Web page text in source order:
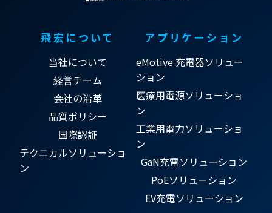
飛宏について
当社について
経営チーム
会社の沿革
品質ポリシー
国際認証
テクニカルソリューショ
ン
アプリケーション
eMotive 充電器ソリュー
ション
医療用電源ソリューショ
ン
工業用電力ソリューショ
ン
GaN充電ソリューション
PoEソリューション
EV充電ソリューション